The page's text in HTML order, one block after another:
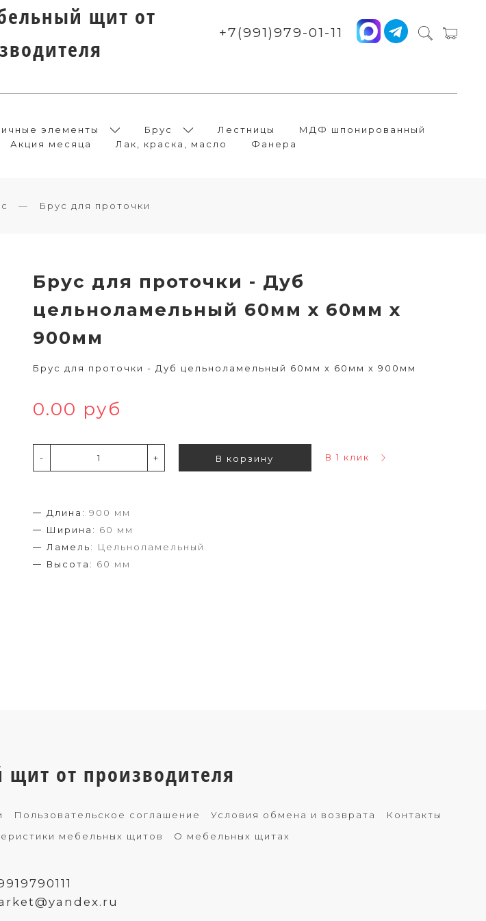
щит от
+7(991)979-01-11
элементы Брус Лестницы
МДФ шпонированный
Акция месяца Лак, краска, масло Фанера
Брус для проточки
Брус для проточки - Дуб
цельноламельный 60мм х 60мм х
900мм
Брус для проточки - Дуб цельноламельный 60мм х 60мм х 900мм
0.00 руб
- + В корзину В 1 клик
Длина: 900 мм
Ширина: 60 мм
Ламель:
Цельноламельный
Высота: 60 мм
от производителя
Пользовательское соглашение Условия обмена и возврата
Контакты
мебельных щитов О мебельных щитах